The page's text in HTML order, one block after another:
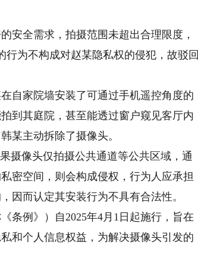
全需求，拍摄范围未超出合理限度，
行为不构成对赵某隐私权的侵犯，故驳回
家院墙安装了可通过手机遥控角度的
到其庭院，甚至能透过窗户窥见客厅内
某主动拆除了摄像头。
像头仅拍摄公共通道等公共区域，通
密空间，则会构成侵权，行为人应承担
因而认定其安装行为不具有合法性。
例》）自2025年4月1日起施行，旨在
和个人信息权益，为解决摄像头引发的